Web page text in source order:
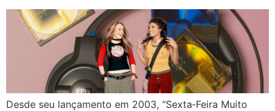
Desde seu lançamento em 2003, “Sexta‑Feira Muito